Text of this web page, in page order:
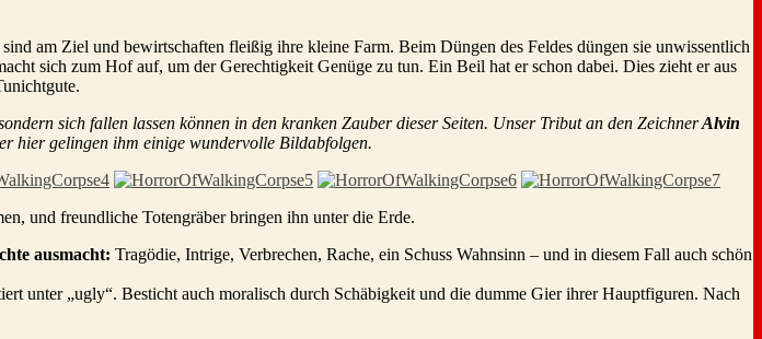
am Ziel und bewirtschaften fleißig ihre kleine Farm. Beim Düngen des Feldes düngen sie unwissentlich
sich zum Hof auf, um der Gerechtigkeit Genüge zu tun. Ein Beil hat er schon dabei. Dies zieht er aus
sich fallen lassen können in den kranken Zauber dieser Seiten. Unser Tribut an den ZeichnerAlvin
hier gelingen ihm einige wundervolle Bildabfolgen.
und freundliche Totengräber bringen ihn unter die Erde.
ausmacht: Tragödie, Intrige, Verbrechen, Rache, ein Schuss Wahnsinn – und in diesem Fall auch schön
unter „ugly“. Besticht auch moralisch durch Schäbigkeit und die dumme Gier ihrer Hauptfiguren. Nach